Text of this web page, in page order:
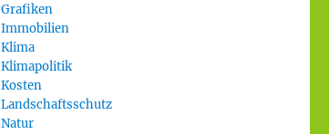
Grafiken
Immobilien
Klima
Klimapolitik
Kosten
Landschaftsschutz
Natur